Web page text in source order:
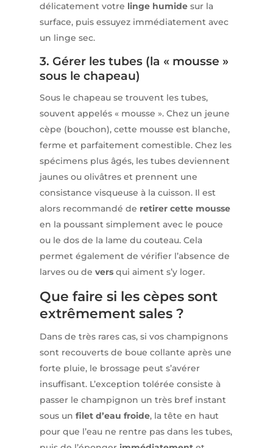
délicatement votre linge humidesur la
surface, puis essuyez immédiatement avec
un linge sec.
3. Gérer les tubes (la « mousse »
sous le chapeau)
Sous le chapeau se trouvent les tubes,
souvent appelés « mousse ». Chez un jeune
cèpe (bouchon), cette mousse est blanche,
ferme et parfaitement comestible. Chez les
spécimens plus âgés, les tubes deviennent
jaunes ou olivâtres et prennent une
consistance visqueuse à la cuisson. Il est
alors recommandé de retirer cette mousse
en la poussant simplement avec le pouce
ou le dos de la lame du couteau. Cela
permet également de vérifier l’absence de
larves ou de versqui aiment s’y loger.
Que faire si les cèpes sont
extrêmement sales ?
Dans de très rares cas, si vos champignons
sont recouverts de boue collante après une
forte pluie, le brossage peut s’avérer
insuffisant. L’exception tolérée consiste à
passer le champignon un très bref instant
sous un filet d’eau froide, la tête en haut
pour que l’eau ne rentre pas dans les tubes,